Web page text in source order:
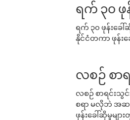
ရက် ၃၀
ရက် ၃၀ ဖုန်းခ
နိုင်ငံတကာ ဖုန်း
လစဉ် စာ
လစဉ် စာရင်းသွ
စရာ မလိုဘဲ အဆ
ဖုန်းခေါ်ဆိုမှုမျ